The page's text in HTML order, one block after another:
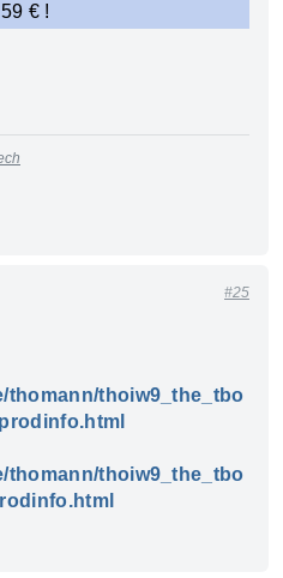
€ !
#25
thomann/thoiw9_the_tbo
thomann/thoiw9_the_tbo